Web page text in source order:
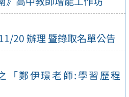
20 辦理 暨錄取名單公告
「鄭伊璟老師:學習歷程